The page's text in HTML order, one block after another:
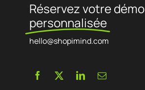
Réservez votre démo
personnalisée
hello@shopimind.com